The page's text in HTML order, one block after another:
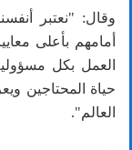
وقال: "نعتبر
أمامهم بأعلى
العمل بكل
حياة المحتاجين
العالم".